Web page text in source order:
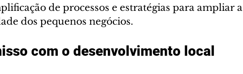
de processos e estratégias para ampliar a
dos pequenos negócios.
com o desenvolvimento local